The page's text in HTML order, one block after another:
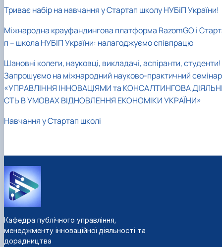
Триває набір на навчання у Стартап школу НУБіП України!
Міжнародна крауфандингова платформа RazomGO і
п – школа НУБІП України: налагоджуємо співпрацю
Шановні колеги, науковці, викладачі, аспіранти, студенти!
Запрошуємо на міжнародний науково-практичний семінар
«УПРАВЛІННЯ ІННОВАЦІЯМИ та КОНСАЛТИНГОВА
СТЬ В УМОВАХ ВІДНОВЛЕННЯ ЕКОНОМІКИ УКРАЇНИ»
Навчання у Стартап школі
Кафедра публічного управління,
менеджменту інноваційної діяльності та
дорадництва